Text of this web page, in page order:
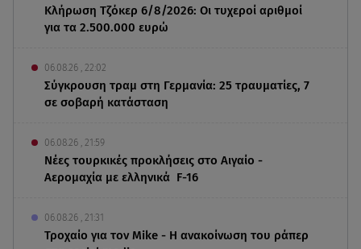
Κλήρωση Τζόκερ 6/8/2026: Οι τυχεροί αριθμοί
για τα 2.500.000 ευρώ
06.08.26 , 22:02
Σύγκρουση τραμ στη Γερμανία: 25 τραυματίες, 7
σε σοβαρή κατάσταση
06.08.26 , 21:59
Νέες τουρκικές προκλήσεις στο Αιγαίο -
Αερομαχία με ελληνικά F-16
06.08.26 , 21:31
Τροχαίο για τον Mike - Η ανακοίνωση του ράπερ